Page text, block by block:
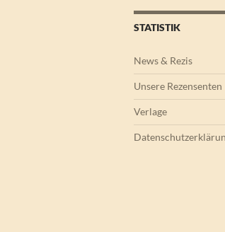
STATISTIK
News & Rezis
Unsere Rezensenten
Verlage